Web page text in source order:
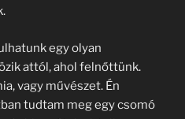
egy olyan
attól, ahol felnőttünk.
vagy művészet. Én
tudtam meg egy csomó